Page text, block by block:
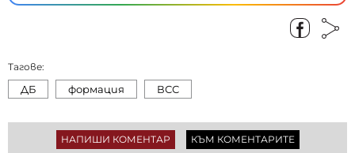
Тагове:
ДБ формация ВСС
НАПИШИ КОМЕНТАР КЪМ КОМЕНТАРИТЕ